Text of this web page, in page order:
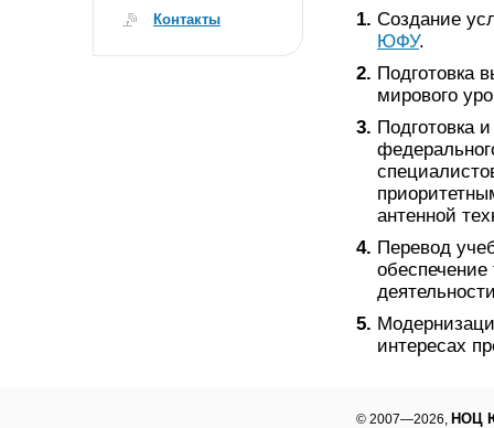
Контакты
Создание
ЮФУ.
Подготовка
мирового
Подготовка
антенной
Перевод
обеспечение
интересах
© 2007—2026, НОЦ